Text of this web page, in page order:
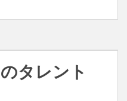
タレント